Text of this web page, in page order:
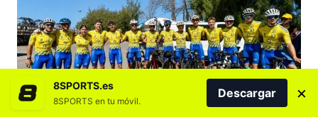
8SPORTS.es
8SPORTS en tu móvil.
Descargar ×